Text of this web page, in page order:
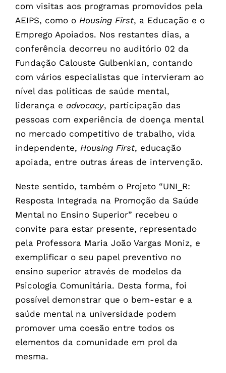
com visitas aos programas promovidos pela
AEIPS, como o Housing First, a Educação e o
Emprego Apoiados. Nos restantes dias, a
conferência decorreu no auditório 02 da
Fundação Calouste Gulbenkian, contando
com vários especialistas que intervieram ao
nível das políticas de saúde mental,
liderança e advocacy, participação das
pessoas com experiência de doença mental
no mercado competitivo de trabalho, vida
independente, Housing First, educação
apoiada, entre outras áreas de intervenção.
Neste sentido, também o Projeto “UNI_R:
Resposta Integrada na Promoção da Saúde
Mental no Ensino Superior” recebeu o
convite para estar presente, representado
pela Professora Maria João Vargas Moniz, e
exemplificar o seu papel preventivo no
ensino superior através de modelos da
Psicologia Comunitária. Desta forma, foi
possível demonstrar que o bem-estar e a
saúde mental na universidade podem
promover uma coesão entre todos os
elementos da comunidade em prol da
mesma.